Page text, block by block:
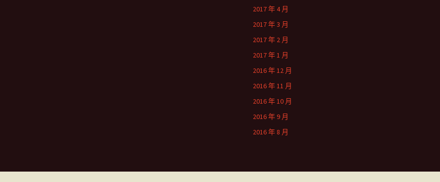
2017 年 4 月
2017 年 3 月
2017 年 2 月
2017 年 1 月
2016 年 12 月
2016 年 11 月
2016 年 10 月
2016 年 9 月
2016 年 8 月